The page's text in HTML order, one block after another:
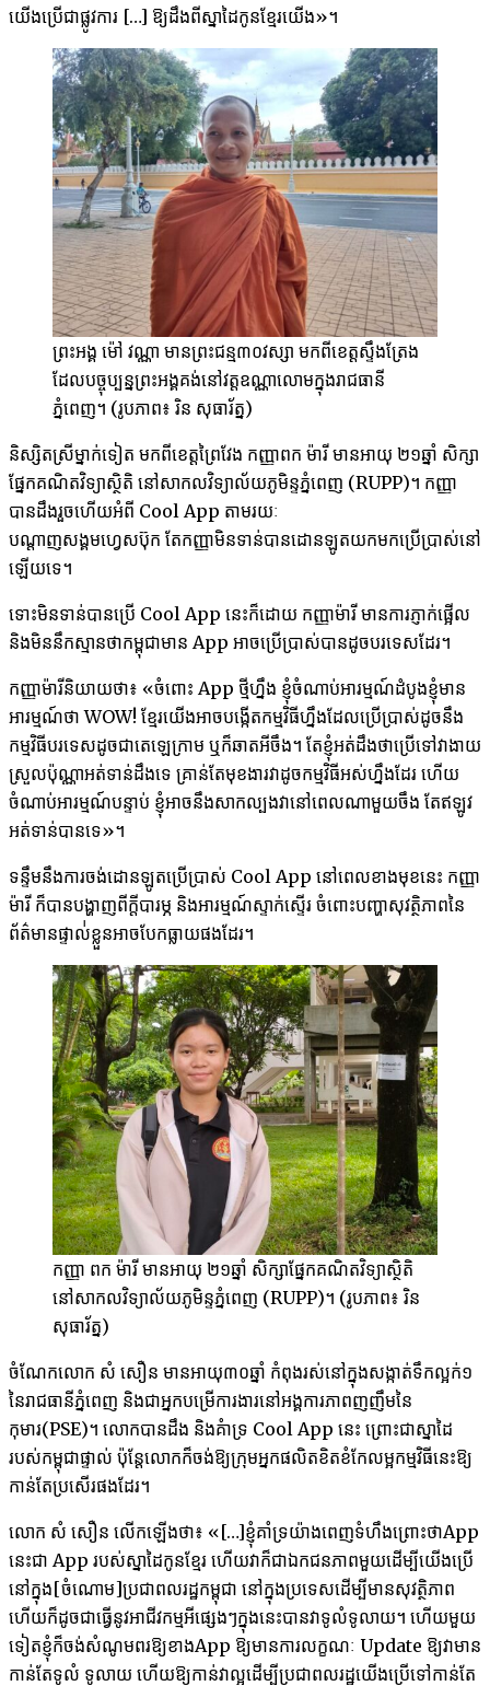
យើង​ប្រើ​ជា​ផ្លូវ​ការ […] ឱ្យ​ដឹង​ពី​ស្នា​ដៃ​កូន​ខ្មែរយើង»។
ព្រះអង្គ ម៉ៅ វណ្ណា មានព្រះជន្ម៣០វស្សា មកពីខេត្តស្ទឹងត្រែង
ដែលបច្ចុប្បន្នព្រះអង្គគង់​នៅវត្តឧណ្ណាលោម​ក្នុងរាជធានី
ភ្នំពេញ។ (រូបភាព៖ រិន សុធារ័ត្ន)
និស្សិត​ស្រី​ម្នាក់​ទៀត មក​ពី​ខេត្ត​ព្រៃវែង កញ្ញា​ពក ម៉ារី មាន​អាយុ ២១ឆ្នាំ សិក្សា​
ផ្នែក​គណិតវិទ្យា​ស្ថិតិ នៅ​សាកល​វិទ្យាល័យ​ភូមិន្ទ​ភ្នំពេញ (RUPP)។ កញ្ញា​
បាន​ដឹង​រួច​ហើយ​អំពី Cool App តាម​រយៈ
បណ្តាញ​សង្គម​ហ្វេសប៊ុក តែ​កញ្ញា​មិន​ទាន់​បាន​ដោនឡូត​យក​មក​ប្រើប្រាស់​នៅ​
ឡើយ​ទេ។
ទោះ​មិន​ទាន់​បាន​ប្រើ Cool App នេះ​ក៏​ដោយ កញ្ញា​ម៉ារី​ ​​មាន​ការ​ភ្ញាក់​ផ្អើល
និងមិន​​នឹក​ស្មាន​ថា​កម្ពុជា​មាន App អាច​ប្រើប្រាស់បាន​ដូច​បរទេស​ដែរ។
កញ្ញា​ម៉ារី​និយាយ​ថា៖ «ចំពោះ App ថ្មី​ហ្នឹង ខ្ញុំ​ចំណាប់​អារម្មណ៍​ដំបូង​ខ្ញុំ​មាន​
អារម្មណ៍​ថា WOW! ខ្មែរយើង​អាច​បង្កើត​កម្មវិធី​ហ្នឹង​ដែល​ប្រើប្រាស់​ដូច​នឹង​
កម្មវិធី​បរទេស​ដូចជា​តេឡេក្រាម ឬក៏​ឆាត​អីចឹង។ តែ​ខ្ញុំ​អត់​ដឹង​ថា​ប្រើ​ទៅ​វា​ងាយ​
ស្រួល​ប៉ុណ្ណា​អត់​ទាន់​ដឹង​ទេ គ្រាន់​តែ​មុខ​ងារ​វា​ដូច​កម្មវិធី​អស់​ហ្នឹង​ដែរ ហើយ​
ចំណាប់​អារម្មណ៍​បន្ទាប់ ខ្ញុំ​អាច​នឹង​សាកល្បង​វា​នៅ​ពេល​ណា​មួយ​ចឹង​ តែ​ឥឡូវ​
អត់​ទាន់បាន​ទេ»។
ទន្ទឹមនឹង​ការ​ចង់​ដោនឡូត​ប្រើប្រាស់ Cool App នៅ​ពេល​ខាង​មុខ​នេះ កញ្ញា​
ម៉ារី ក៏​បាន​បង្ហាញ​ពី​ក្តីបារម្ភ និង​អារម្មណ៍​ស្ទាក់ស្ទើរ ចំពោះ​បញ្ហា​សុវត្ថិភាព​នៃ​
ព័ត៌មាន​ផ្ទាល់់​ខ្លួន​អាច​បែក​ធ្លាយ​ផង​ដែរ។
កញ្ញា​ ពក ម៉ារី មាន​អាយុ ២១ឆ្នាំ សិក្សា​ផ្នែក​គណិតវិទ្យា​ស្ថិតិ
នៅ​សាកល​វិទ្យាល័យ​ភូមិន្ទ​ភ្នំពេញ (RUPP)។ (រូបភាព៖ រិន
សុធារ័ត្ន)
ចំណែក​លោក សំ សឿន មាន​អាយុ​៣០​ឆ្នាំ កំពុង​រស់​នៅ​ក្នុង​សង្កាត់​ទឹកល្អក់១​
នៃ​រាជធានី​ភ្នំពេញ និង​ជា​អ្នក​បម្រើ​ការងារ​នៅ​អង្គការ​ភាព​ញញឹម​នៃ​
កុមារ(PSE)។ លោក​បាន​ដឹង និង​គំាទ្រ Cool App នេះ ព្រោះ​ជា​ស្នាដៃ​
របស់​កម្ពុជា​ផ្ទាល់ ប៉ុន្តែ​លោក​ក៏​ចង់​ឱ្យ​ក្រុម​អ្នកផលិត​ខិតខំ​​កែ​លម្អ​​កម្មវិធីនេះ​​ឱ្យ​
កាន់តែ​ប្រសើរ​​ផង​ដែរ។
លោក សំ សឿន ​លើក​ឡើង​ថា៖ «[…]​ខ្ញុំ​គាំទ្រ​យ៉ាង​ពេញ​ទំហឹង​ព្រោះថា​App
នេះ​ជា App របស់​ស្នាដៃ​កូន​ខ្មែរ ហើយ​វា​ក៏​ជា​ឯកជន​ភាព​មួយ​ដើម្បី​យើង​ប្រើ​
នៅ​ក្នុង[ចំណោម]ប្រជាពលរដ្ឋ​កម្ពុជា​ នៅ​ក្នុង​ប្រទេស​ដើម្បី​មាន​សុវត្ថិភាព
ហើយ​ក៏​ដូច​ជា​ធ្វើ​នូវ​អាជីវកម្ម​អី​ផ្សេងៗ​ក្នុងនេះ​បាន​វា​ទូលំទូលាយ។ ហើយ​មួយ​
ទៀត​ខ្ញុំ​ក៏​ចង់​សំណូម​ពរ​ឱ្យ​ខាង​App ឱ្យ​មាន​ការ​លក្ខណៈ Update ឱ្យ​វា​មាន​
កាន់តែ​ទូលំ ទូលាយ ហើយ​ឱ្យ​កាន់​វា​ល្អ​ដើម្បី​ប្រជាពលរដ្ឋ​យើង​ប្រើ​ទៅ​កាន់​តែ​